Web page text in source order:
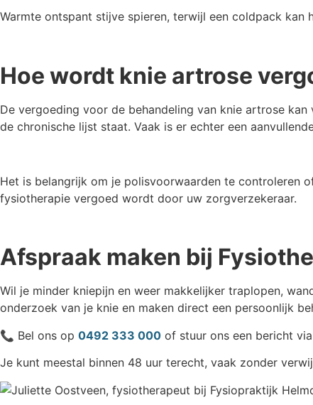
Warmte ontspant stijve spieren, terwijl een coldpack kan
Hoe wordt knie artrose
De vergoeding voor de behandeling van knie artrose
de chronische lijst staat. Vaak is er echter een
Het is belangrijk om je polisvoorwaarden te controleren
fysiotherapie vergoed wordt door uw zorgverzekeraar.
Afspraak maken bij
Wil je minder kniepijn en weer makkelijker traplopen,
onderzoek van je knie en maken direct een persoonlijk
📞 Bel ons op 0492 333 000 of stuur ons een bericht
Je kunt meestal binnen 48 uur terecht, vaak zonder